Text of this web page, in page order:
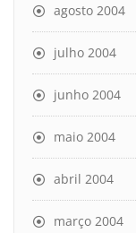
agosto 2004
julho 2004
junho 2004
maio 2004
abril 2004
março 2004